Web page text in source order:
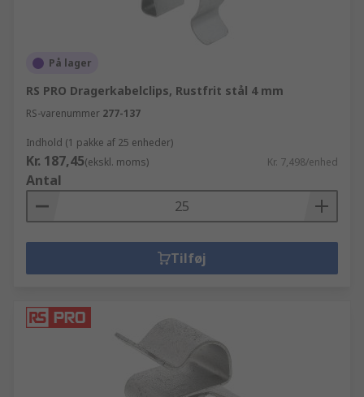
På lager
RS PRO Dragerkabelclips, Rustfrit stål 4 mm
RS-varenummer 277-137
Indhold (1 pakke af 25 enheder)
Kr. 187,45(ekskl. moms) Kr. 7,498/enhed
Antal
Tilføj